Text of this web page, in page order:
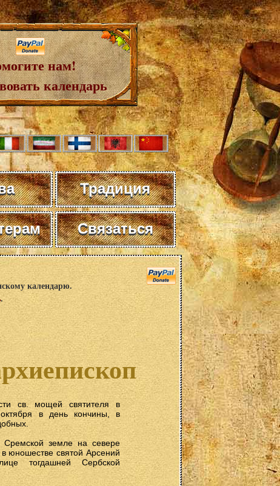
нам!
календарь
Традиция
Связаться
календарю.
.
св. мощей святителя в
в день кончины, в
Сремской земле на севере
юношестве святой Арсений
тогдашней Сербской